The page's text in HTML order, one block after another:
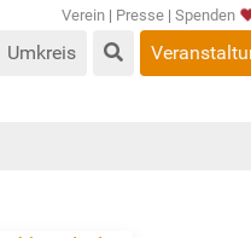
Verein | Presse | Spenden
Umkreis